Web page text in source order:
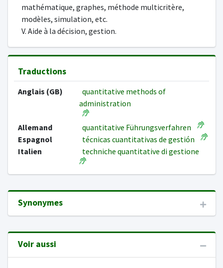
mathématique, graphes, méthode multicritère,
modèles, simulation, etc.
V. Aide à la décision, gestion.
Traductions
Anglais (GB)
quantitative methods of
administration
Allemand
quantitative Führungsverfahren
Espagnol
técnicas cuantitativas de gestión
Italien
techniche quantitative di gestione
Synonymes
Voir aussi